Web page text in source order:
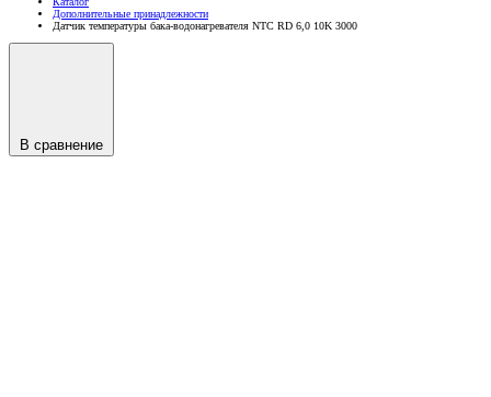
Дополнительные принадлежности
Датчик температуры бака-водонагревателя NTC RD 6,0 10K 3000
В сравнение